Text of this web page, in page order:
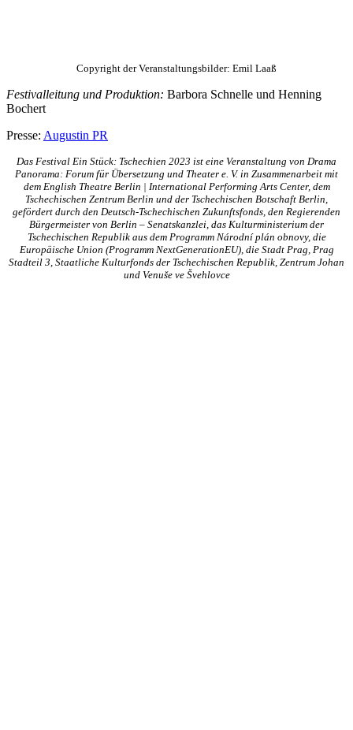
Copyright der Veranstaltungsbilder: Emil Laaß
Festivalleitung und Produktion: Barbora Schnelle und Henning
Bochert
Presse: Augustin PR
Das Festival Ein Stück: Tschechien 2023 ist eine Veranstaltung von Drama
Panorama: Forum für Übersetzung und Theater e. V. in Zusammenarbeit mit
dem English Theatre Berlin | International Performing Arts Center, dem
Tschechischen Zentrum Berlin und der Tschechischen Botschaft Berlin,
gefördert durch den Deutsch-Tschechischen Zukunftsfonds, den Regierenden
Bürgermeister von Berlin – Senatskanzlei, das Kulturministerium der
Tschechischen Republik aus dem Programm Národní plán obnovy, die
Europäische Union (Programm NextGenerationEU), die Stadt Prag, Prag
Stadteil 3, Staatliche Kulturfonds der Tschechischen Republik, Zentrum Johan
und Venuše ve Švehlovce